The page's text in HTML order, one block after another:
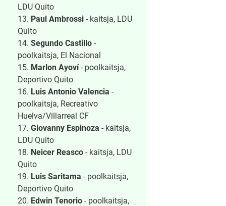
LDU Quito
13. Paul Ambrossi - kaitsja, LDU
Quito
14. Segundo Castillo -
poolkaitsja, El Nacional
15. Marlon Ayoví- poolkaitsja,
Deportivo Quito
16. Luis Antonio Valencia -
poolkaitsja, Recreativo
Huelva/Villarreal CF
17. Giovanny Espinoza - kaitsja,
LDU Quito
18. Neicer Reasco - kaitsja, LDU
Quito
19. Luis Saritama - poolkaitsja,
Deportivo Quito
20. Edwin Tenorio - poolkaitsja,